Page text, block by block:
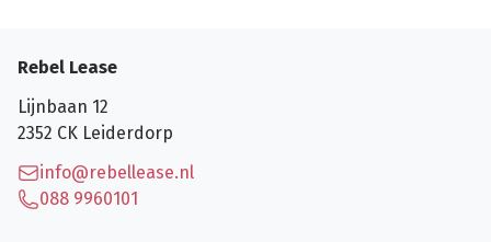
Rebel Lease
Lijnbaan 12
2352 CK Leiderdorp
info@rebellease.nl
088 9960101